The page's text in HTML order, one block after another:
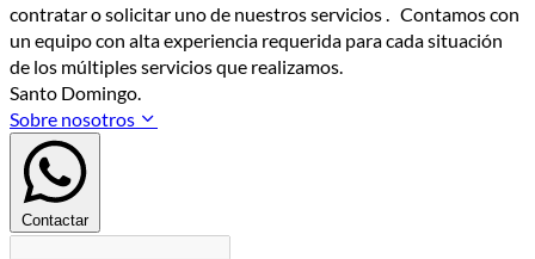
contratar o solicitar uno de nuestros servicios . Contamos con
un equipo con alta experiencia requerida para cada situación
de los múltiples servicios que realizamos.
Santo Domingo.
Sobre nosotros
Contactar